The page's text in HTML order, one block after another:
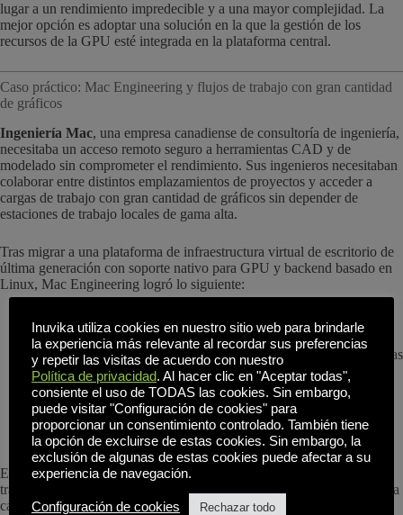
lugar a un rendimiento impredecible y a una mayor complejidad. La
mejor opción es adoptar una solución en la que la gestión de los
recursos de la GPU esté integrada en la plataforma central.
Caso práctico: Mac Engineering y flujos de trabajo con gran cantidad
de gráficos
Ingeniería Mac, una empresa canadiense de consultoría de ingeniería,
necesitaba un acceso remoto seguro a herramientas CAD y de
modelado sin comprometer el rendimiento. Sus ingenieros necesitaban
colaborar entre distintos emplazamientos de proyectos y acceder a
cargas de trabajo con gran cantidad de gráficos sin depender de
estaciones de trabajo locales de gama alta.
Tras migrar a una plataforma de infraestructura virtual de escritorio de
última generación con soporte nativo para GPU y backend basado en
Linux, Mac Engineering logró lo siguiente:
Habilitó flujos de trabajo acelerados por GPU para más de 70
usuarios de ingeniería.
Ofrece una experiencia de usuario coherente en sesiones basadas
en navegador.
Menor dependencia del hardware físico y del mantenimiento
específico de los dispositivos.
Se ha obtenido un control centralizado de los recursos con la
flexibilidad del hipervisor.
Esta implementación en el mundo real demuestra que los flujos de
trabajo complejos y sensibles al rendimiento pueden virtualizarse sin la
carga operativa de las plataformas VDI tradicionales.
Inuvika utiliza cookies en nuestro sitio web para brindarle
la experiencia más relevante al recordar sus preferencias
y repetir las visitas de acuerdo con nuestro
Política de privacidad. Al hacer clic en "Aceptar todas",
consiente el uso de TODAS las cookies. Sin embargo,
puede visitar "Configuración de cookies" para
proporcionar un consentimiento controlado. También tiene
la opción de excluirse de estas cookies. Sin embargo, la
exclusión de algunas de estas cookies puede afectar a su
experiencia de navegación.
Configuración de cookies Rechazar todo